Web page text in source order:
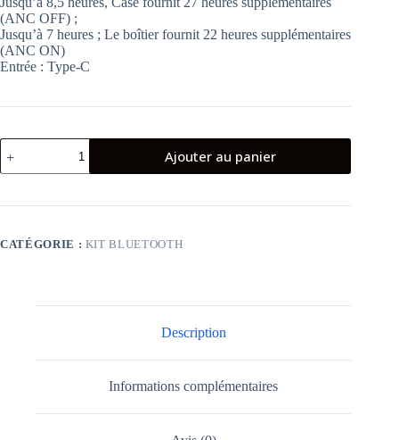
(ANC OFF) ;
Jusqu’à 7 heures ; Le boîtier fournit 22 heures supplémentaires
(ANC ON)
Entrée : Type-C
quantité
de
tws
oraimo
E105B
Ajouter au panier
CATÉGORIE : KIT BLUETOOTH
Description
Informations complémentaires